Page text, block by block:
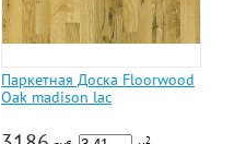
Паркетная Доска Floorwood
Oak madison lac
2